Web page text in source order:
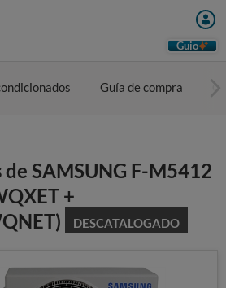
Guio
Guía de compra
SAMSUNG F-M5412
+
DESCATALOGADO